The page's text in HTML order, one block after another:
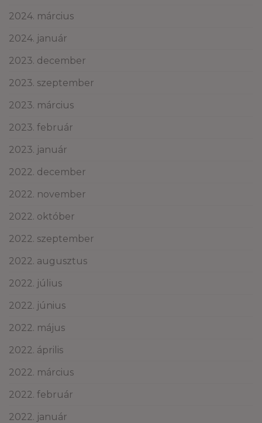
2024. március
2024. január
2023. december
2023. szeptember
2023. március
2023. február
2023. január
2022. december
2022. november
2022. október
2022. szeptember
2022. augusztus
2022. július
2022. június
2022. május
2022. április
2022. március
2022. február
2022. január